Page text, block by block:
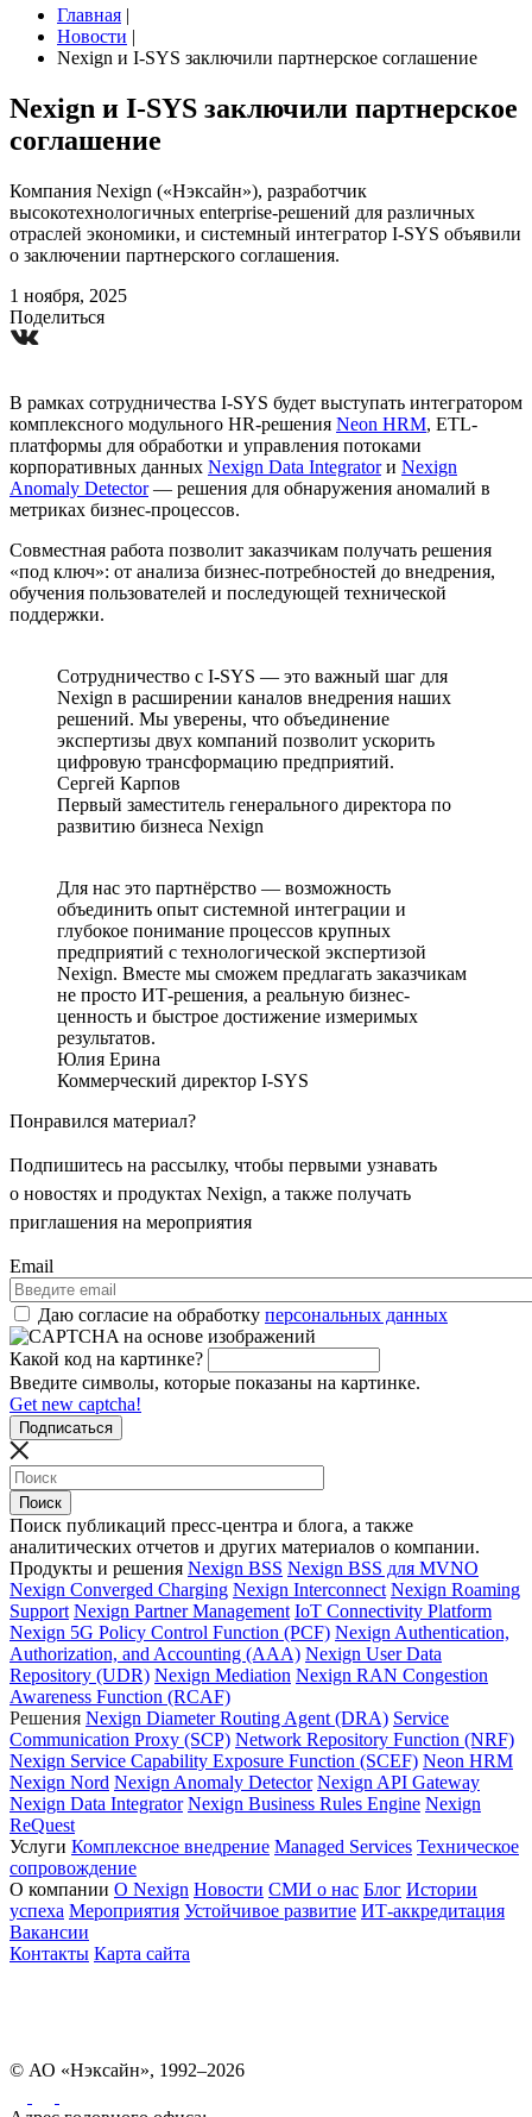
Главная |
Новости |
Nexign и I-SYS заключили партнерское соглашение
Nexign и I-SYS заключили партнерское
соглашение
Компания Nexign («Нэксайн»), разработчик
высокотехнологичных enterprise-решений для различных
отраслей экономики, и системный интегратор I-SYS объявили
о заключении партнерского соглашения.
1 ноября, 2025
Поделиться
В рамках сотрудничества I-SYS будет выступать интегратором
комплексного модульного HR-решения Neon HRM, ETL-
платформы для обработки и управления потоками
корпоративных данных Nexign Data Integratorи Nexign
Anomaly Detector— решения для обнаружения аномалий в
метриках бизнес-процессов.
Совместная работа позволит заказчикам получать решения
«под ключ»: от анализа бизнес-потребностей до внедрения,
обучения пользователей и последующей технической
поддержки.
Сотрудничество с I-SYS — это важный шаг для
Nexign в расширении каналов внедрения наших
решений. Мы уверены, что объединение
экспертизы двух компаний позволит ускорить
цифровую трансформацию предприятий.
Сергей Карпов
Первый заместитель генерального директора по
развитию бизнеса Nexign
Для нас это партнёрство — возможность
объединить опыт системной интеграции и
глубокое понимание процессов крупных
предприятий с технологической экспертизой
Nexign. Вместе мы сможем предлагать заказчикам
не просто ИТ-решения, а реальную бизнес-
ценность и быстрое достижение измеримых
результатов.
Юлия Ерина
Коммерческий директор I-SYS
Понравился материал?
Подпишитесь на рассылку, чтобы первыми узнавать
о новостях и продуктах Nexign, а также получать
приглашения на мероприятия
Email
Даю согласие на обработку персональных данных
Какой код на картинке?
Введите символы, которые показаны на картинке.
Get new captcha!
Поиск публикаций пресс-центра и блога, а также
аналитических отчетов и других материалов о компании.
Продукты и решения Nexign BSS Nexign BSS для MVNO
Nexign Converged Charging Nexign Interconnect Nexign Roaming
Support Nexign Partner Management IoT Connectivity Platform
Nexign 5G Policy Control Function (PCF) Nexign Authentication,
Authorization, and Accounting (AAA) Nexign User Data
Repository (UDR) Nexign Mediation Nexign RAN Congestion
Awareness Function (RCAF)
Решения Nexign Diameter Routing Agent (DRA) Service
Communication Proxy (SCP) Network Repository Function (NRF)
Nexign Service Capability Exposure Function (SCEF) Neon HRM
Nexign Nord Nexign Anomaly Detector Nexign API Gateway
Nexign Data Integrator Nexign Business Rules Engine Nexign
ReQuest
Услуги Комплексное внедрение Managed Services Техническое
сопровождение
О компании О Nexign Новости СМИ о нас Блог Истории
успеха Мероприятия Устойчивое развитие ИТ-аккредитация
Вакансии
Контакты Карта сайта
© АО «Нэксайн», 1992–2026